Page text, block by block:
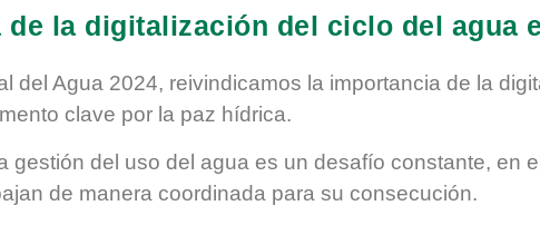
la digitalización del ciclo del agua
del Agua 2024, reivindicamos la importancia de la
clave por la paz hídrica.
gestión del uso del agua es un desafío constante, en
de manera coordinada para su consecución.